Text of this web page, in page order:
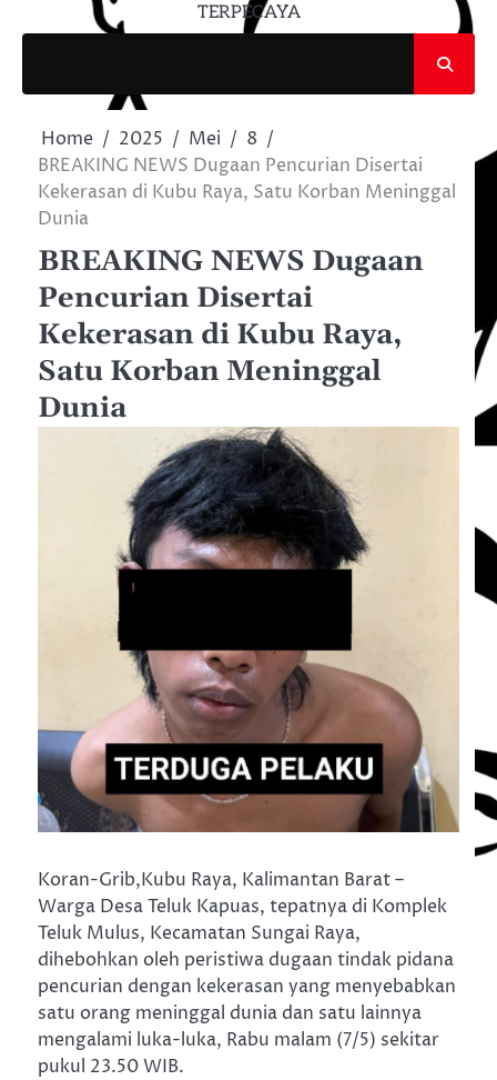
TERPECAYA
Home 2025 Mei
8
BREAKING NEWS Dugaan Pencurian Disertai
Kekerasan di Kubu Raya, Satu Korban Meninggal
Dunia
BREAKING NEWS Dugaan
Pencurian Disertai
Kekerasan di Kubu Raya,
Satu Korban Meninggal
Dunia
Koran-Grib,Kubu Raya, Kalimantan Barat –
Warga Desa Teluk Kapuas, tepatnya di Komplek
Teluk Mulus, Kecamatan Sungai Raya,
dihebohkan oleh peristiwa dugaan tindak pidana
pencurian dengan kekerasan yang menyebabkan
satu orang meninggal dunia dan satu lainnya
mengalami luka-luka, Rabu malam (7/5) sekitar
pukul 23.50 WIB.